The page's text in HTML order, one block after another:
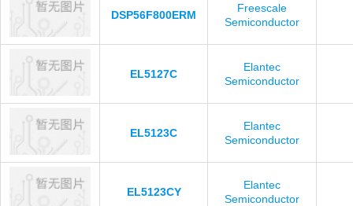
DSP56F800ERM
Freescale
Semiconductor
EL5127C
Elantec
Semiconductor
EL5123C
Elantec
Semiconductor
EL5123CY
Elantec
Semiconductor